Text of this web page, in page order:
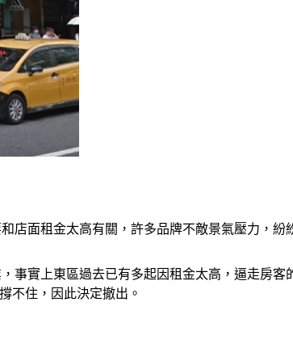
面租金太高有關，許多品牌不敵景氣壓力，紛
事實上東區過去已有多起因租金太高，逼走房客
不住，因此決定撤出。